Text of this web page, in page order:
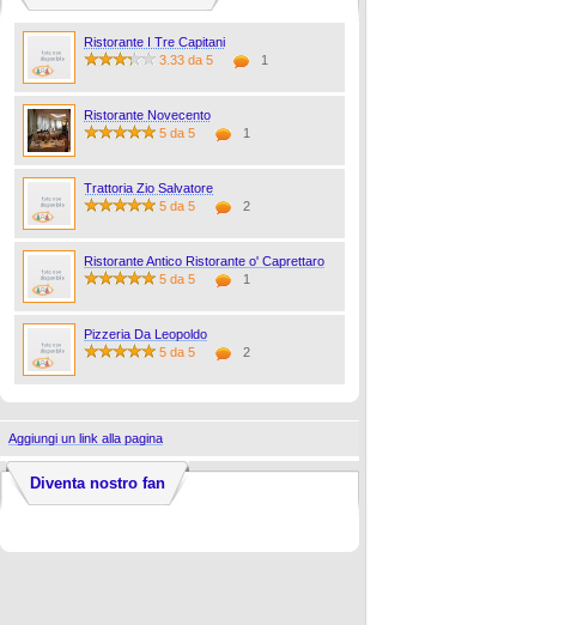
Ristorante I Tre Capitani
3.33 da 5
1
Ristorante Novecento
5 da 5
1
Trattoria Zio Salvatore
5 da 5
2
Ristorante Antico Ristorante o' Caprettaro
5 da 5
1
Pizzeria Da Leopoldo
5 da 5
2
Aggiungi un link alla pagina
Diventa nostro fan